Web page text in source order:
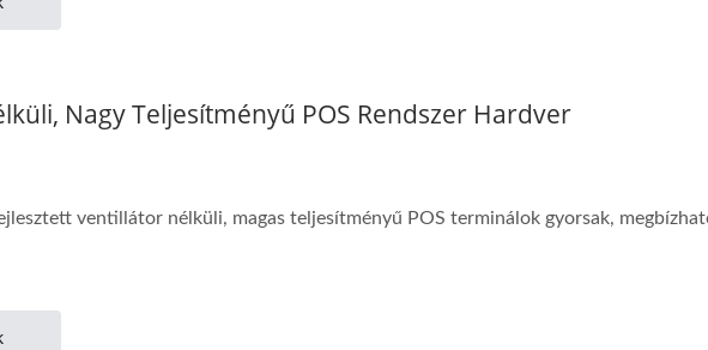
Nagy Teljesítményű POS Rendszer Hardver
ventillátor nélküli, magas teljesítményű POS terminálok gyorsak,